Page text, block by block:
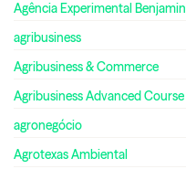
Agência Experimental Benjamin
agribusiness
Agribusiness & Commerce
Agribusiness Advanced Course
agronegócio
Agrotexas Ambiental